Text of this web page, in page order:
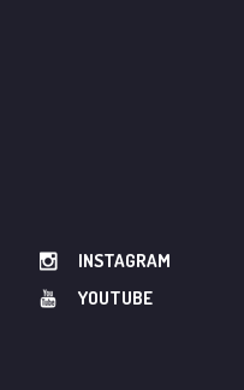
INSTAGRAM
YOUTUBE